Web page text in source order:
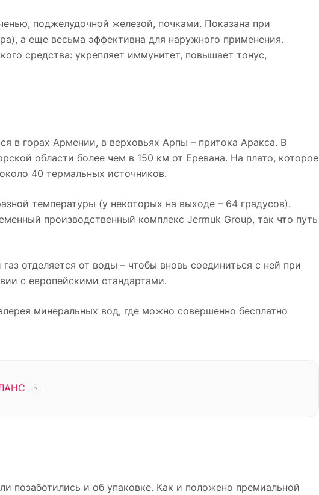
поджелудочной железой, почками. Показана при
а еще весьма эффективна для наружного применения.
средства: укрепляет иммунитет, повышает тонус,
в горах Армении, в верховьях Арпы – притока Аракса. В
области более чем в 150 км от Еревана. На плато, которое
40 термальных источников.
температуры (у некоторых на выходе – 64 градусов).
производственный комплекс Jermuk Group, так что путь
отделяется от воды – чтобы вновь соединиться с ней при
с европейскими стандартами.
минеральных вод, где можно совершенно бесплатно
?
позаботились и об упаковке. Как и положено премиальной